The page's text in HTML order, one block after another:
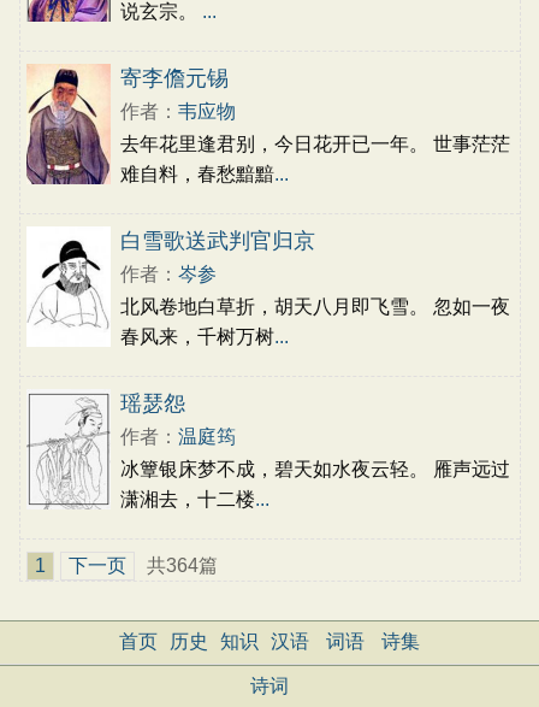
说玄宗。 ...
寄李儋元锡
作者： 韦应物
去年花里逢君别，今日花开已一年。 世事茫茫
难自料，春愁黯黯...
白雪歌送武判官归京
作者： 岑参
北风卷地白草折，胡天八月即飞雪。 忽如一夜
春风来，千树万树...
瑶瑟怨
作者： 温庭筠
冰簟银床梦不成，碧天如水夜云轻。 雁声远过
潇湘去，十二楼...
1 下一页 共364篇
首页 历史 知识 汉语 词语 诗集
诗词